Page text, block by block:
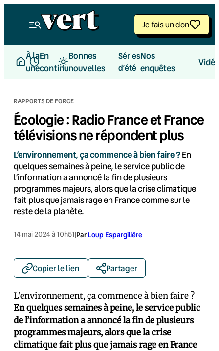
Je fais un don
À la
une
En
continu
Bonnes
nouvelles
Séries
d’été
Nos
enquêtes
RAPPORTS DE FORCE
Écologie : Radio France et France
télévisions ne répondent plus
L’environnement, ça commence à bien faire ?En
quelques semaines à peine, le service public de
l’information a annoncé la fin de plusieurs
programmes majeurs, alors que la crise climatique
fait plus que jamais rage en France comme sur le
reste de la planète.
14 mai 2024 à 10h51|Par Loup Espargilière
Copier le lien Partager
L’environnement, ça commence à bien faire ?
En quelques semaines à peine, le service public
de l’information a annoncé la fin de plusieurs
programmes majeurs, alors que la crise
climatique fait plus que jamais rage en France